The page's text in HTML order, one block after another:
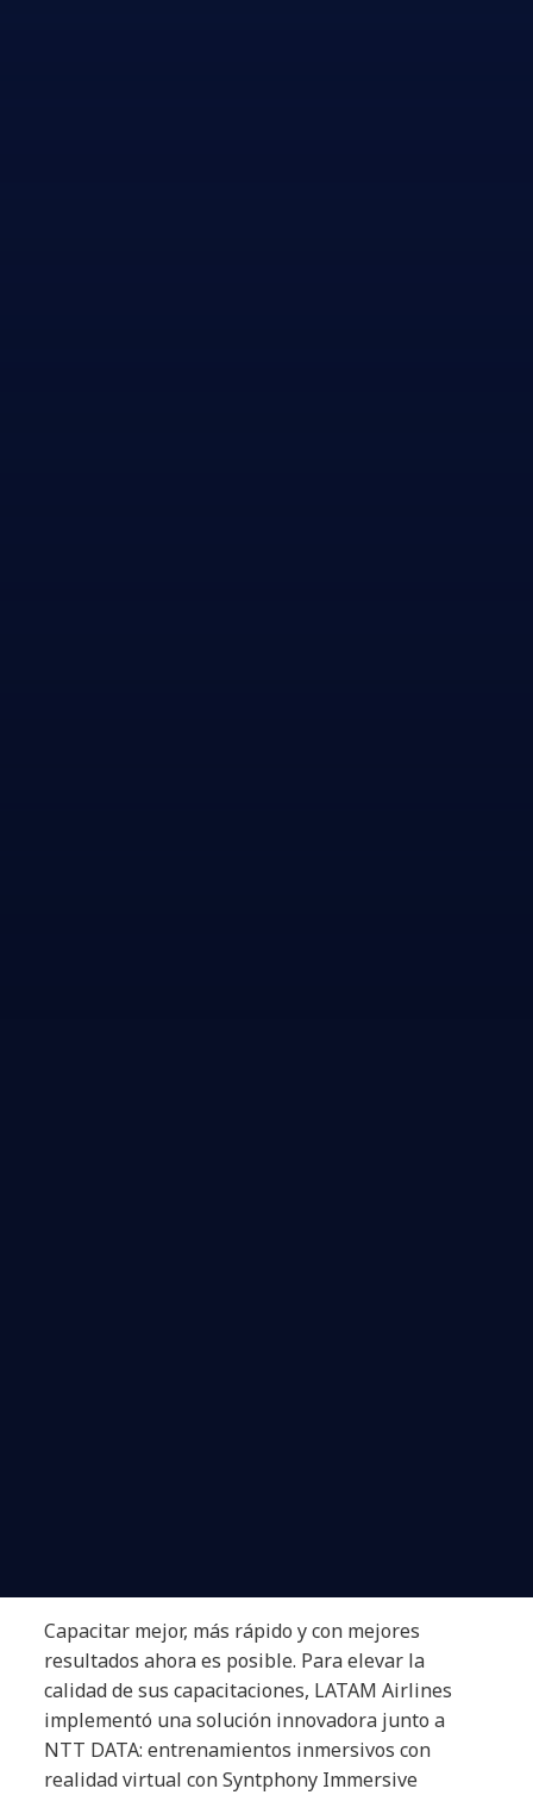
Capacitar mejor, más rápido y con mejores
resultados ahora es posible. Para elevar la
calidad de sus capacitaciones, LATAM Airlines
implementó una solución innovadora junto a
NTT DATA: entrenamientos inmersivos con
realidad virtual con Syntphony Immersive